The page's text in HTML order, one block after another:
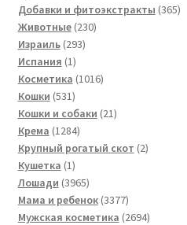
товаров
Добавки и фитоэкстракты 365365
Животные 230230
Израиль 293293
Испания 11
товар
Косметика 10161016
Кошки 531531
товар
Кошки и собаки 2121
Крема 12841284
товара
Крупный рогатый скот 22
Кушетка 11
товар
Лошади 39653965
товаров
Мама и ребенок 33773377
товаров
Мужская косметика 26942694